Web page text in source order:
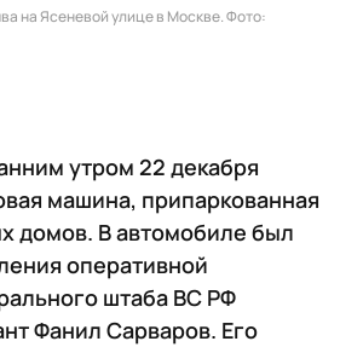
на Ясеневой улице в Москве. Фото:
утром 22 декабря
машина, припаркованная
домов. В автомобиле был
оперативной
штаба ВС РФ
Фaнил Сaрваров. Его